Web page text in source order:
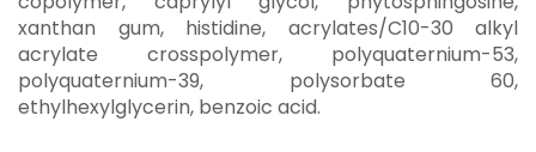
xanthan gum, histidine, acrylates/C10-30 alkyl
acrylate crosspolymer, polyquaternium-53,
polyquaternium-39, polysorbate 60,
ethylhexylglycerin, benzoic acid.